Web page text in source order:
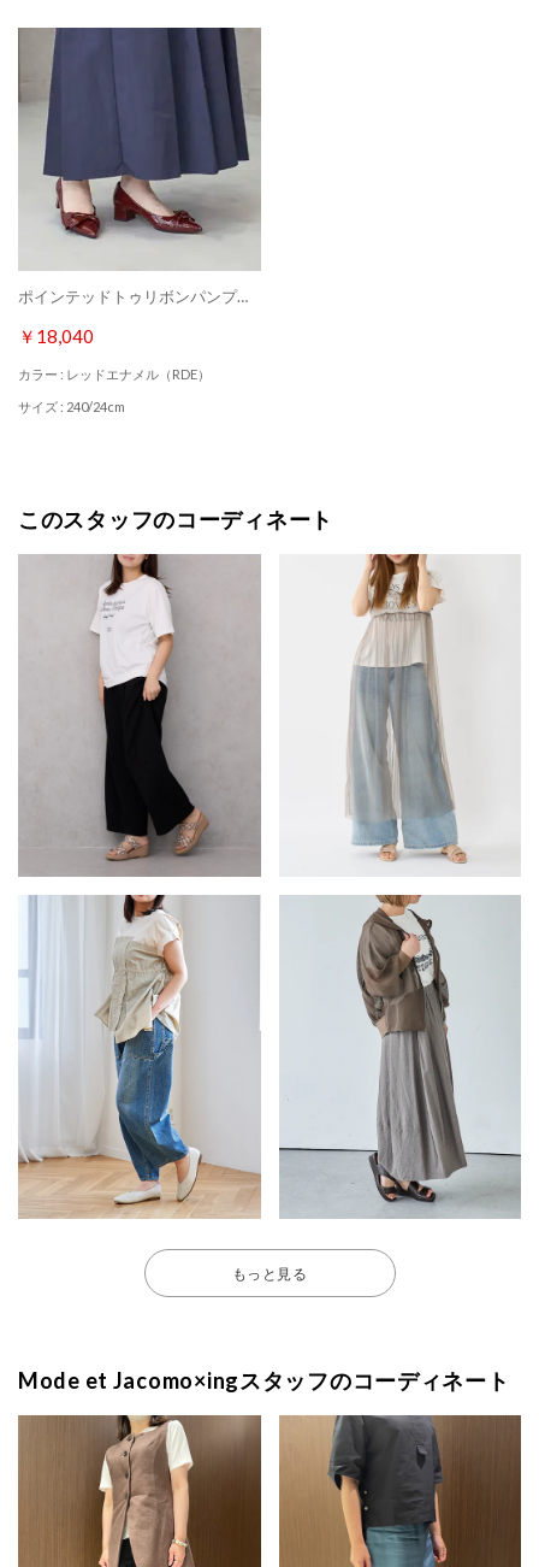
ポインテッドトゥリボンパンプス （レッドエナメル）
￥18,040
カラー : レッドエナメル（RDE）
サイズ : 240/24cm
このスタッフのコーディネート
もっと見る
Mode et Jacomo×ingスタッフのコーディネート